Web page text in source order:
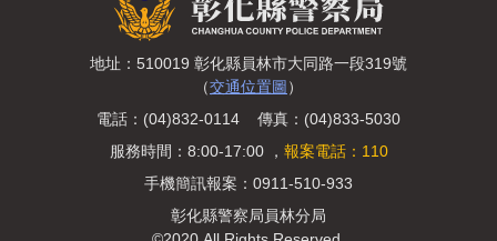
地址：510019 彰化縣員林市大同路一段319號
（交通位置圖 ）
電話：(04)832-0114 傳真：(04)833-5030
服務時間：8:00-17:00 ， 報案電話：110
手機簡訊報案：0911-510-933
彰化縣警察局員林分局